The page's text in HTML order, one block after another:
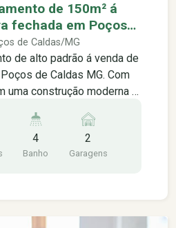
de 150m² á
fechada em Poços
de Caldas/MG
de alto padrão á venda de
de Caldas MG. Com
uma construção moderna e
O apartamento em
com uma
dos cômodos que
4
Banho
2
Garagens